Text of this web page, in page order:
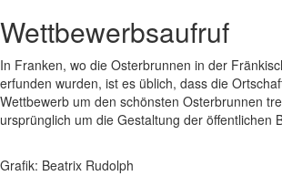
Wettbewerbsaufruf
In Franken, wo die Osterbrunnen in der
erfunden wurden, ist es üblich, dass die
Wettbewerb um den schönsten Osterbrunnen
ursprünglich um die Gestaltung der öffentlichen
Grafik: Beatrix Rudolph